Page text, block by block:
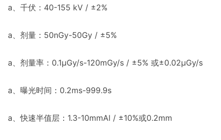
a、千伏：40-155 kV / ±2%
a、剂量：50nGy-50Gy / ±5%
a、剂量率：0.1µGy/s-120mGy/s / ±5% 或±0.02µGy/s
a、曝光时间：0.2ms-999.9s
a、快速半值层：1.3-10mmAl / ±10%或0.2mm